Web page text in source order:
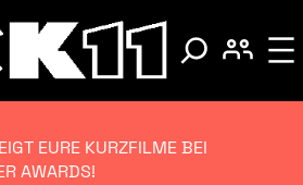
EURE KURZFILME BEI
AWARDS!